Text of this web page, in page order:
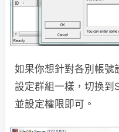
如果你想針對各別帳號
設定群組一樣，切換
並設定權限即可。